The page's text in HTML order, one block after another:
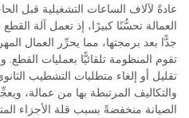
عادةً لآلاف الساعات التشغيلية قبل
العمالة تحسُّنًا كبيرًا، إذ تعمل آلة
جدًّا بعد برمجتها، مما يحرِّر العمال
تقوم المنظومة تلقائيًّا بعمليات
تقليل أو إلغاء متطلبات التشطيب
والتكاليف المرتبطة بها من عمالة،
الصيانة منخفضةً بسبب قلة الأجزاء